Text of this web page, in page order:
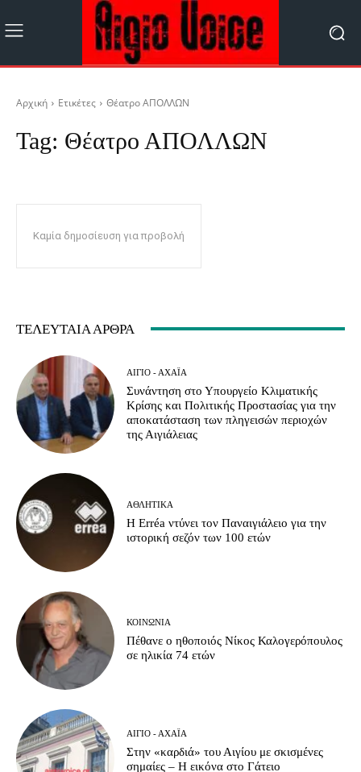
Αρχική Ετικέτες Θέατρο ΑΠΟΛΛΩΝ
Tag: Θέατρο ΑΠΟΛΛΩΝ
Καμία δημοσίευση για προβολή
ΤΕΛΕΥΤΑΊΑ ΆΡΘΡΑ
ΑΊΓΙΟ - ΑΧΑΪ́Α
Συνάντηση στο Υπουργείο Κλιματικής
Κρίσης και Πολιτικής Προστασίας για την
αποκατάσταση των πληγεισών περιοχών
της Αιγιάλειας
ΑΘΛΗΤΙΚΆ
Η Erréa ντύνει τον Παναιγιάλειο για την
ιστορική σεζόν των 100 ετών
ΚΟΙΝΩΝΊΑ
Πέθανε ο ηθοποιός Νίκος Καλογερόπουλος
σε ηλικία 74 ετών
ΑΊΓΙΟ - ΑΧΑΪ́Α
Στην «καρδιά» του Αιγίου με σκισμένες
σημαίες – Η εικόνα στο Γάτειο